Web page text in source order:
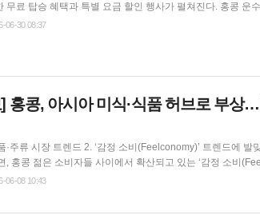
특별 요금 할인 행사가 펼쳐진다. 홍콩 운수서(교통국)에 따르면, 홍콩의 상징적인 2층 트램이 7월 1
사흘 연속으로 전면 무료 운행을 제공한다. 이번 특별 연장
06-30 08:37
홍콩, 아시아 미식·식품 허브로 부상
렌드에 발맞춰 차별화된 식사 및 식품 구매 경험 제공 현지 매체 Wen
, 홍콩 젊은 소비자들 사이에서 확산되고 있는 ‘감정 소비
성적 가치를중시하는 소비 행태로 이어지고 있다. 이에 따라
06-08 10:43